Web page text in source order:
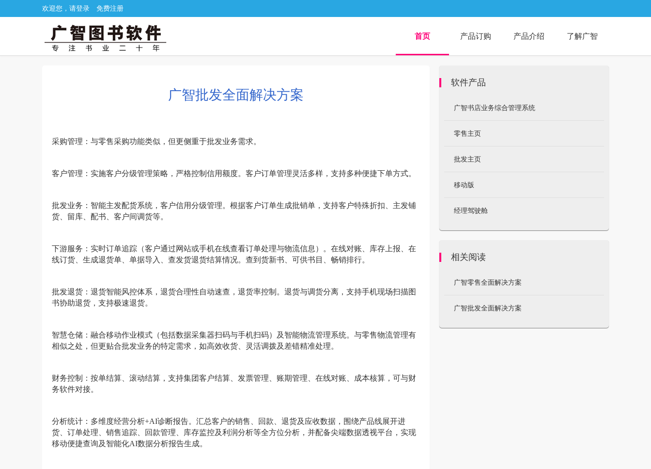
欢迎您，请登录 免费注册
首页 产品订购 产品介绍 了解广智
广智批发全面解决方案
采购管理：与零售采购功能类似，但更侧重于批发业务需求。
客户管理：实施客户分级管理策略，严格控制信用额度。客户订单管理灵活多样，支持多种便捷下单方式。
批发业务：智能主发配货系统，客户信用分级管理。根据客户订单生成批销单，支持客户特殊折扣、主发铺
货、留库、配书、客户间调货等。
下游服务： 实时订单追踪（客户通过网站或手机在线查看订单处理与物流信息）。 在线对账、库存上报、在
线订货
生成退货单 单据导入 查发货退货结算情况。 查到货新书、可供书目、畅销排行。
批发退货：退货智能风控体系，退货合理性自动速查，退货率控制。退货与调货分离，支持手机现场扫描图
书协助退货，支持极速退货。
智慧仓储：融合移动作业模式（包括数据采集器扫码与手机扫码）及智能物流管理系统。与零售物流管理有
相似之处，但更贴合批发业务的特定需求，如高效收货、灵活调拨及差错精准处理。
财务控制：按单结算、滚动结算，支持集团客户结算、发票管理、账期管理、在线对账、成本核算，可与财
务软件对接。
分析统计：多维度经营分析+AI诊断报告。 汇总客户的销售、回款、退货及应收数据，围绕产品线展开进
货、订单处理、销售追踪、回款管理、库存监控及利润分析等全方位分析，并配备尖端数据透视平台，实现
移动便捷查询及智能化AI数据分析报告生成。
软件产品
广智书店业务综合管理系统
零售主页
批发主页
移动版
经理驾驶舱
相关阅读
广智零售全面解决方案
广智批发全面解决方案